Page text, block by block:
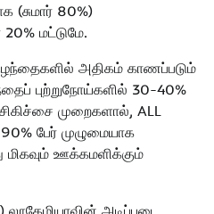
(சுமார் 80%)
20% மட்டுமே.
அதிகம் காணப்படும்
புற்றுநோய்களில் 30-40%
முறைகளால், ALL
பேர் முழுமையாக
மிகவும் ஊக்கமளிக்கும்
அடிப்படை